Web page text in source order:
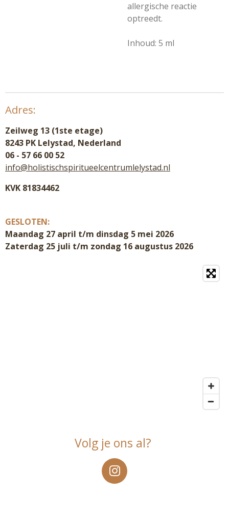
allergische reactie
optreedt.
Inhoud: 5 ml
Adres:
Zeilweg 13 (1ste etage)
8243 PK Lelystad, Nederland
06 - 57 66 00 52
info@holistischspiritueelcentrumlelystad.nl
KVK 81834462
GESLOTEN:
Maandag 27 april t/m dinsdag 5 mei 2026
Zaterdag 25 juli t/m zondag 16 augustus 2026
Volg je ons al?
I
n